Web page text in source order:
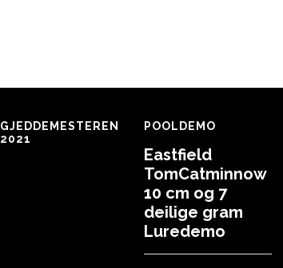
GJEDDEMESTEREN
2021
POOLDEMO
Eastfield
TomCatminnow
10 cm og 7
deilige gram
Luredemo